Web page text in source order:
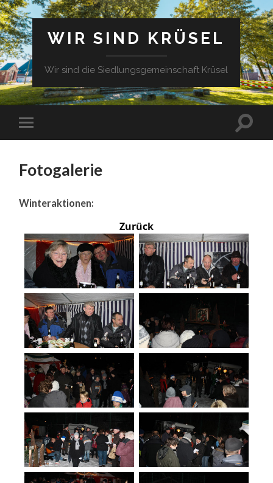
WIR SIND KRÜSEL
Wir sind die Siedlungsgemeinschaft Krüsel
Fotogalerie
Winteraktionen:
Zurück